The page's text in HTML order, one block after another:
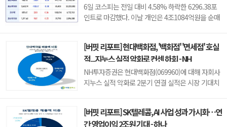
6일 코스피는 전일 대비 4.58% 하락한 6296.38포
인트로 마감했다. 이날 개인은 4조1084억원을 순매
801.67포인트로 거래를 마쳤다. 개인과 기관은 각각
1279억원, 1652억원을 순매수한 반면 외국인은
2923억원을 순매도했다.임정은 KB증권 연구원은
KB리서치 장...
[버핏 리포트] 현대백화점, '백화점' '면세점' 호실
적...지누스 실적 악화로 컨센 하회 - NH
NH투자증권은 현대백화점(069960)에 대해 자회사
지누스 실적 악화로 2분기 연결 실적은 시장 기대치
수’를 유지했으나 목표주가는 기존 24만원에서 18
만원으로 하향했다. 현대백화점의 전일 종가는 11만
[버핏 리포트] SK텔레콤, AI 사업 성과 가시화…연
간 영업이익 2조원 기대 - 하나